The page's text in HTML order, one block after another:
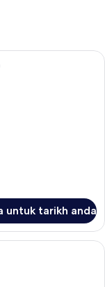
Room, 2 Katil Ratu
untuk tarikh anda
| Peti besi dalam